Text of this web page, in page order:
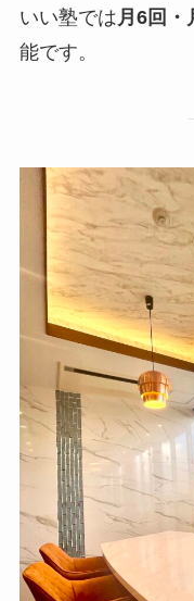
いい塾では 月6回・
能です。